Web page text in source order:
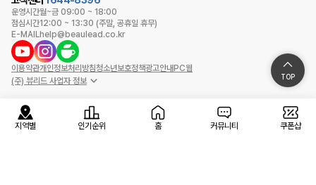
운영시간월~금 09:00 ~ 18:00
점심시간12:00 ~ 13:30 (주말, 공휴일 휴무)
E-MAILhelp@beaulead.co.kr
이용약관개인정보처리방침청소년보호정책광고안내PC웹
(주) 뷰리드 사업자 정보
지역별 인기순위 홈 커뮤니티 쿠폰샵
TOP